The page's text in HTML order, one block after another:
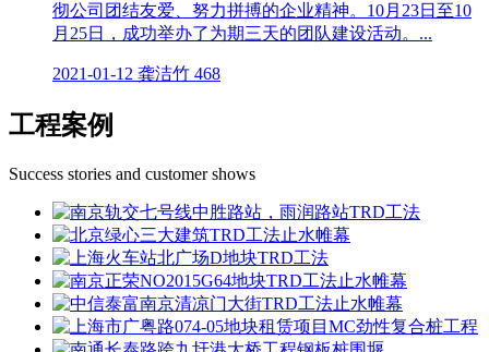
彻公司团结友爱、努力拼搏的企业精神。10月23日至10
月25日，成功举办了为期三天的团队建设活动。...
2021-01-12 龚洁竹 468
工程案例
Success stories and customer shows